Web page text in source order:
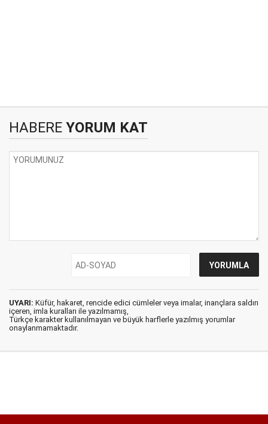
HABERE YORUM KAT
UYARI: Küfür, hakaret, rencide edici cümleler veya imalar, inançlara saldırı
içeren, imla kuralları ile yazılmamış,
Türkçe karakter kullanılmayan ve büyük harflerle yazılmış yorumlar
onaylanmamaktadır.